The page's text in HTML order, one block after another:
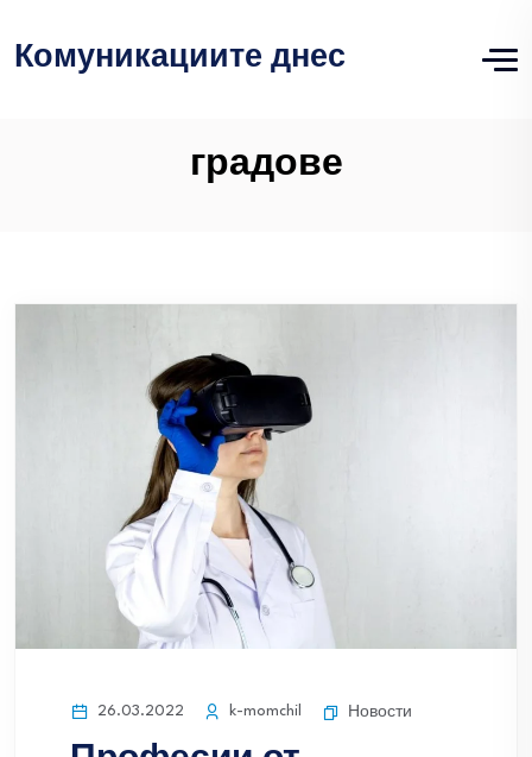
Комуникациите днес
градове
26.03.2022 k-momchil Новости